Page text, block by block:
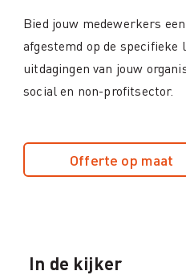
Bied jouw medewerkers
afgestemd op de specifieke
uitdagingen van jouw
social en non-profitsector.
Offerte op maat
In de kijker